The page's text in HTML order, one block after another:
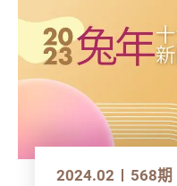
2024.02 568期